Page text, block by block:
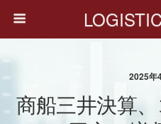
2025年
商船三井決算